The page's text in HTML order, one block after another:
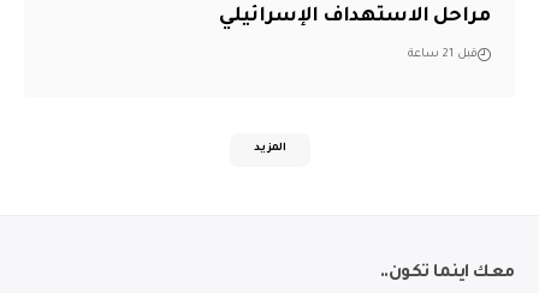
مراحل الاستهداف الإسرائيلي
قبل 21 ساعة
المزيد
معك اينما تكون..